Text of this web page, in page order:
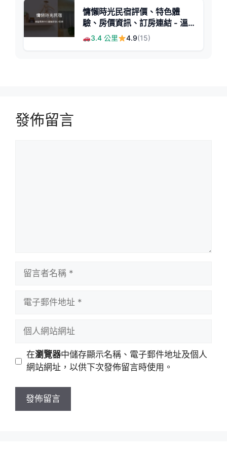
慵懶時光民宿評價、特色體
驗、房價資訊、訂房連結 - 溫
馨舒適小包棟
3.4 公里 4.9(15)
發佈留言
址
站
址
在瀏覽器中儲存顯示名稱、電子郵件地址及個人
網站網址，以供下次發佈留言時使用。